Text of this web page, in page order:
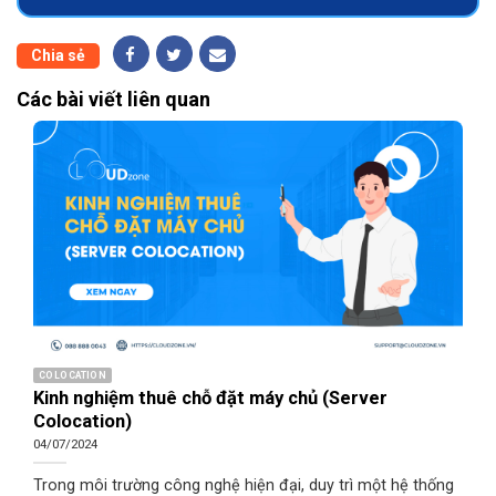
Chia sẻ
Các bài viết liên quan
COLOCATION
Kinh nghiệm thuê chỗ đặt máy chủ (Server
Colocation)
04/07/2024
Trong môi trường công nghệ hiện đại, duy trì một hệ thống